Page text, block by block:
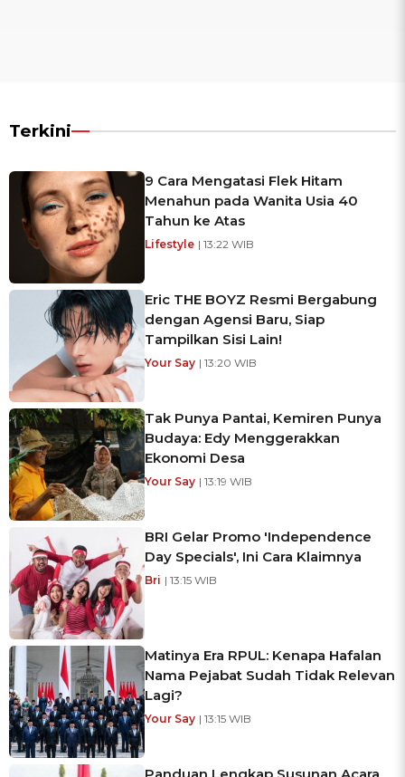
Terkini
9 Cara Mengatasi Flek Hitam
Menahun pada Wanita Usia 40
Tahun ke Atas
Lifestyle | 13:22 WIB
Eric THE BOYZ Resmi Bergabung
dengan Agensi Baru, Siap
Tampilkan Sisi Lain!
Your Say | 13:20 WIB
Tak Punya Pantai, Kemiren Punya
Budaya: Edy Menggerakkan
Ekonomi Desa
Your Say | 13:19 WIB
BRI Gelar Promo 'Independence
Day Specials', Ini Cara Klaimnya
Bri | 13:15 WIB
Matinya Era RPUL: Kenapa Hafalan
Nama Pejabat Sudah Tidak Relevan
Lagi?
Your Say | 13:15 WIB